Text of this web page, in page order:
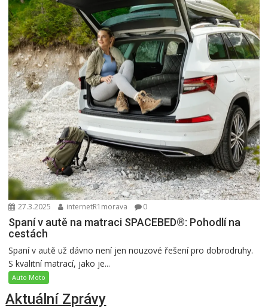
27.3.2025 internetR1morava 0
Spaní v autě na matraci SPACEBED®: Pohodlí na
cestách
Spaní v autě už dávno není jen nouzové řešení pro dobrodruhy.
S kvalitní matrací, jako je...
Auto Moto
Aktuální Zprávy